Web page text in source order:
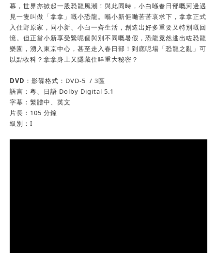
幕，世界亦掀起一股恐龍風潮！與此同時，小白喺春日部嘅河邊遇
見一隻叫做「拿拿」嘅小恐龍。喺小新佢哋苦苦哀求下，拿拿正式
入住野原家，同小新、小白一齊生活，創造出好多重要又特別嘅回
憶。但正當小新享受緊呢個與別不同嘅暑假，恐龍竟然逃出咗恐龍
樂園，湧入東京中心，甚至走入春日部！到底呢場「恐龍之亂」可
以點收科？拿拿身上又隱藏住咩重大秘密？
DVD ：影碟格式：DVD-5 / 3區
語言：粵、日語 Dolby Digital 5.1
字幕：繁體中、英文
片長：105 分鐘
級別：I